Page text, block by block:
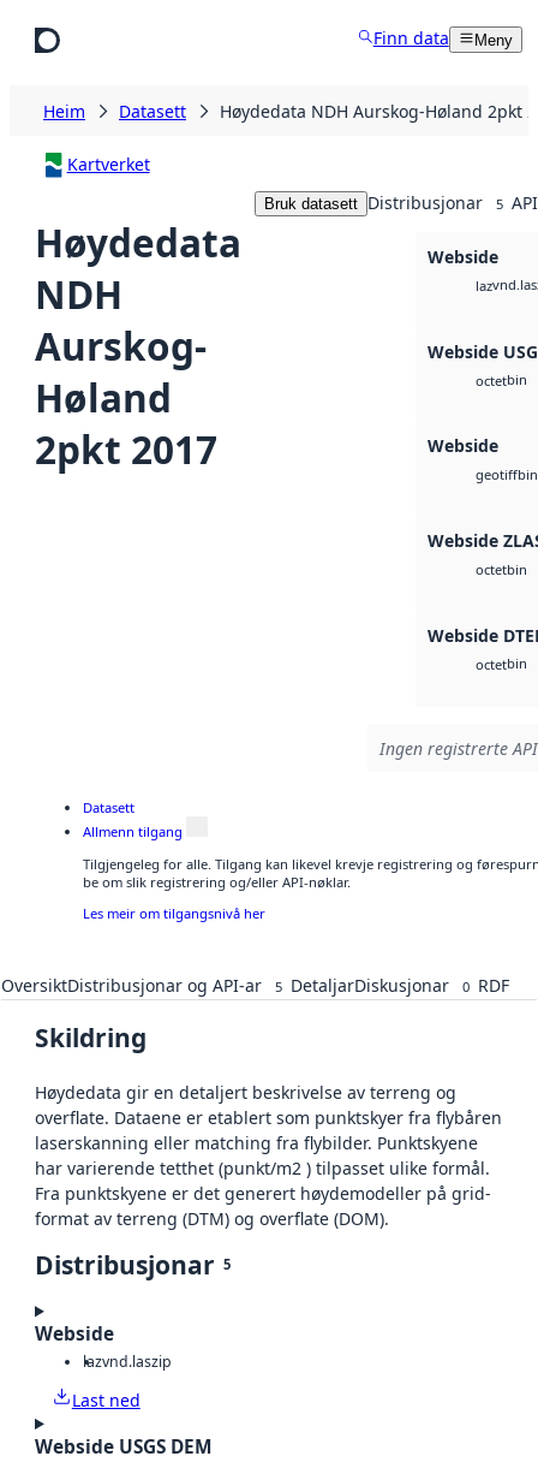
Finn data Meny
Heim Datasett Høydedata NDH Aurskog-Høland 2pkt
Kartverket
Høydedata
NDH
Aurskog-
Høland
2pkt 2017
Bruk datasett Distribusjonar 5
Webside
laz
Webside
octetbin
Webside
geotiffbin
Webside
octetbin
Webside
octetbin
Ingen registrerte
Datasett
Allmenn tilgang
Tilgjengeleg for alle. Tilgang kan likevel krevje registrering og
be om slik registrering og/eller API-nøklar.
Les meir om tilgangsnivå her
OversiktDistribusjonar og API-ar 5 DetaljarDiskusjonar 0 RDF
Skildring
Høydedata gir en detaljert beskrivelse av terreng og
overflate. Dataene er etablert som punktskyer fra flybåren
laserskanning eller matching fra flybilder. Punktskyene
har varierende tetthet (punkt/m2 ) tilpasset ulike formål.
Fra punktskyene er det generert høydemodeller på grid-
format av terreng (DTM) og overflate (DOM).
Distribusjonar 5
Webside
lazvnd.laszip
Last ned
Webside USGS DEM